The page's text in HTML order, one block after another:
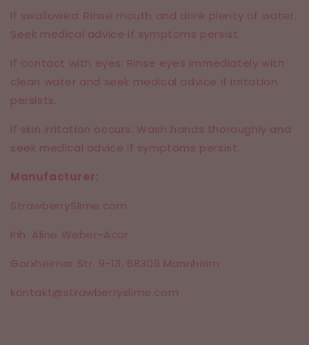
If swallowed: Rinse mouth and drink plenty of water.
Seek medical advice if symptoms persist.
If contact with eyes: Rinse eyes immediately with
clean water and seek medical advice if irritation
persists.
If skin irritation occurs: Wash hands thoroughly and
seek medical advice if symptoms persist.
Manufacturer:
StrawberrySlime.com
Inh. Aline Weber-Acar
Gorxheimer Str. 9-13, 68309 Mannheim
kontakt@strawberryslime.com